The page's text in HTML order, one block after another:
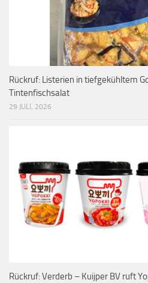
Rückruf: Listerien in tiefgekühltem
Tintenfischsalat
29 JULI, 2026
Rückruf: Verderb – Kuijper BV ruft